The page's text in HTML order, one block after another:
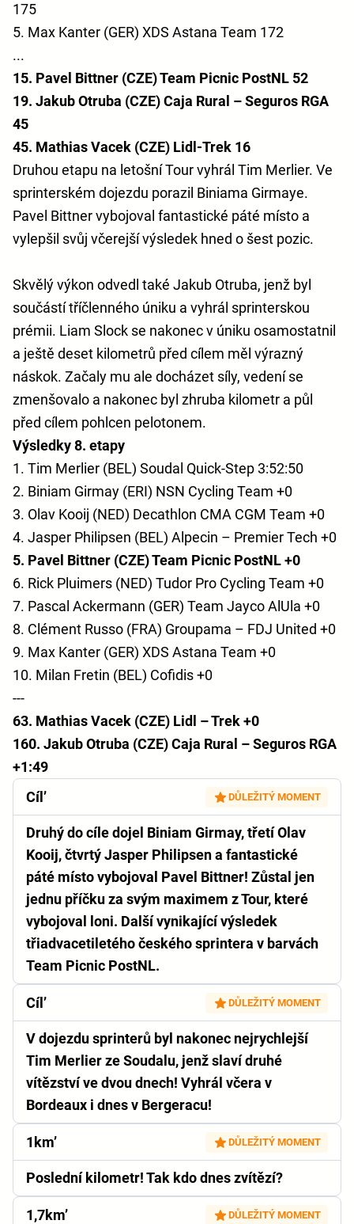
175
5. Max Kanter (GER) XDS Astana Team 172
...
15. Pavel Bittner (CZE) Team Picnic PostNL 52
19. Jakub Otruba (CZE) Caja Rural – Seguros RGA
45
45. Mathias Vacek (CZE) Lidl-Trek 16
Druhou etapu na letošní Tour vyhrál Tim Merlier. Ve
sprinterském dojezdu porazil Biniama Girmaye.
Pavel Bittner vybojoval fantastické páté místo a
vylepšil svůj včerejší výsledek hned o šest pozic.
Skvělý výkon odvedl také Jakub Otruba, jenž byl
součástí tříčlenného úniku a vyhrál sprinterskou
prémii. Liam Slock se nakonec v úniku osamostatnil
a ještě deset kilometrů před cílem měl výrazný
náskok. Začaly mu ale docházet síly, vedení se
zmenšovalo a nakonec byl zhruba kilometr a půl
před cílem pohlcen pelotonem.
Výsledky 8. etapy
1. Tim Merlier (BEL) Soudal Quick-Step 3:52:50
2. Biniam Girmay (ERI) NSN Cycling Team +0
3. Olav Kooij (NED) Decathlon CMA CGM Team +0
4. Jasper Philipsen (BEL) Alpecin – Premier Tech +0
5. Pavel Bittner (CZE) Team Picnic PostNL +0
6. Rick Pluimers (NED) Tudor Pro Cycling Team +0
7. Pascal Ackermann (GER) Team Jayco AlUla +0
8. Clément Russo (FRA) Groupama – FDJ United +0
9. Max Kanter (GER) XDS Astana Team +0
10. Milan Fretin (BEL) Cofidis +0
---
63. Mathias Vacek (CZE) Lidl – Trek +0
160. Jakub Otruba (CZE) Caja Rural – Seguros RGA
+1:49
Cíl’
DŮLEŽITÝ MOMENT
Druhý do cíle dojel Biniam Girmay, třetí Olav
Kooij, čtvrtý Jasper Philipsen a fantastické
páté místo vybojoval Pavel Bittner! Zůstal jen
jednu příčku za svým maximem z Tour, které
vybojoval loni. Další vynikající výsledek
třiadvacetiletého českého sprintera v barvách
Team Picnic PostNL.
Cíl’ DŮLEŽITÝ MOMENT
V dojezdu sprinterů byl nakonec nejrychlejší
Tim Merlier ze Soudalu, jenž slaví druhé
vítězství ve dvou dnech! Vyhrál včera v
Bordeaux i dnes v Bergeracu!
1km’ DŮLEŽITÝ MOMENT
Poslední kilometr! Tak kdo dnes zvítězí?
1,7km’ DŮLEŽITÝ MOMENT